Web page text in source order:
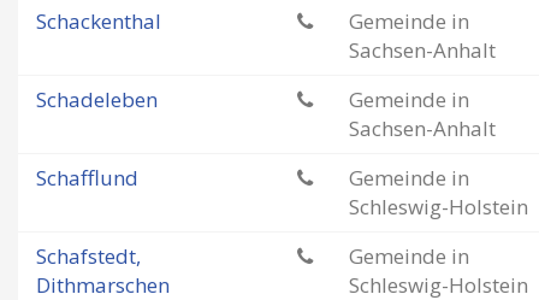
Schackenthal
Gemeinde in
Sachsen-Anhalt
Schadeleben
Gemeinde in
Sachsen-Anhalt
Schafflund
Gemeinde in
Schleswig-Holstein
Schafstedt,
Dithmarschen
Gemeinde in
Schleswig-Holstein